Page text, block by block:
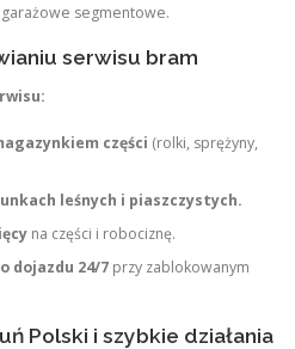
segmentowe.
serwisu bram
części (rolki, sprężyny,
leśnych i piaszczystych.
na części i robociznę.
dojazdu 24/7przy zablokowanym
Polski i szybkie działania